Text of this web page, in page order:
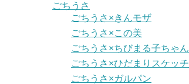
ごちうさ
ごちうさ×きんモザ
ごちうさ×この美
ごちうさ×ちびまる子ちゃん
ごちうさ×ひだまりスケッチ
ごちうさ×ガルパン